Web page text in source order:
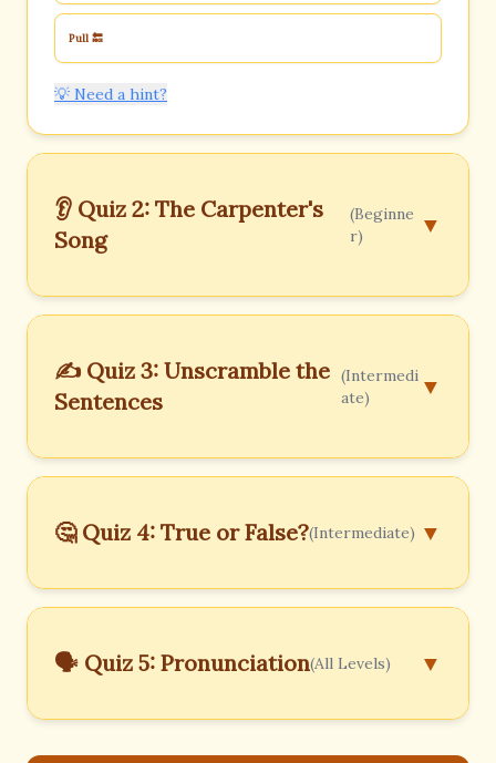
Pull 🔙
💡 Need a hint?
👂 Quiz 2: The Carpenter's
Song
(Beginne
r)
▼
✍️ Quiz 3: Unscramble the
Sentences
(Intermedi
ate)
▼
🤔 Quiz 4: True or False?(Intermediate) ▼
🗣️ Quiz 5: Pronunciation(All Levels) ▼